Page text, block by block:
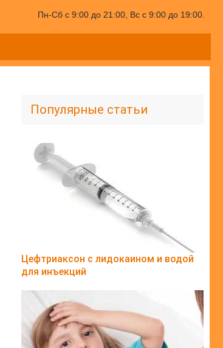
Пн-Сб с 9:00 до 21:00, Вс с 9:00 до 19:00.
Популярные статьи
Цефтриаксон с лидокаином и водой
для инъекций